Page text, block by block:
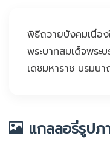
พิธีถวายบังคมเนื่อ
พระบาทสมเด็จพร
เดชมหาราช บรมน
แกลลอรี่รูปภ